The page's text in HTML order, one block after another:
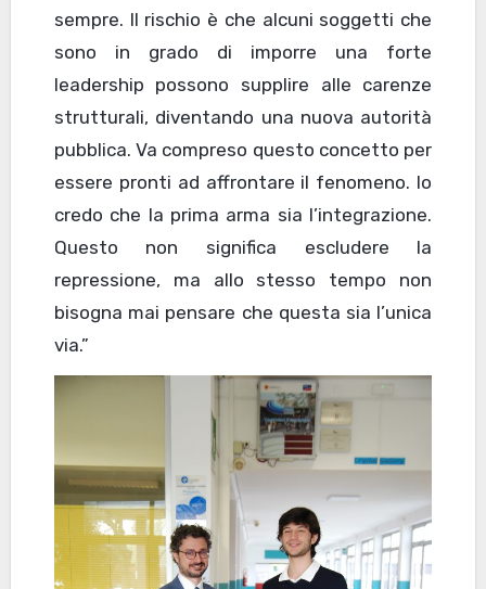
sempre. Il rischio è che alcuni soggetti che
sono in grado di imporre una forte
leadership possono supplire alle carenze
strutturali, diventando una nuova autorità
pubblica. Va compreso questo concetto per
essere pronti ad affrontare il fenomeno. Io
credo che la prima arma sia l’integrazione.
Questo non significa escludere la
repressione, ma allo stesso tempo non
bisogna mai pensare che questa sia l’unica
via.”